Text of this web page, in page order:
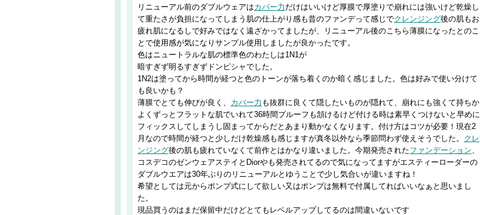
リニューアル前のダブルウェアはカバー力 だけはいいけど厚膜で厚塗りで崩れには強いけど乾燥し
て重たさが負担になってしまう肌の仕上がり感も昔のファンデって感じでクレンジング後の肌もお
疲れ肌になるしで好みではなく遠ざかってましたが、リニューアル後のこちら薄膜になったとのこ
とで使用感が気になりサンプル使用しましたが良かったです。
色はニュートラルな肌の標準色のわたしは1N1が
暗すぎず明るすぎずドンピシャでした。
1N2は塗ってから時間が経つと色のトーンが落ち着くのか暗く感じました。色は好みで使い分けて
も良いかも？
薄膜でとても伸びが良く、 カバー力 も抜群に良くて隠したいものが隠れて、崩れにも強くて持ちか
よくずっとフラットな肌でいれて36時間プルーフも頷けるけど付ける時は素早くつけないと早めに
フィックスしてしまうし固まってからだとあまり動かなくなります。付け方はコツが必要！現在2
月なので時間が経つと少しだけ乾燥感も感じますが真冬以外なら季節問わず使えそうでした。 クレ
ンジング後の肌も疲れていなくて前作とはかなり違いました。今期発売されたファンデーション
コスデコのゼンウェアステイとDiorやも発売されてるので気になってますがエスティーローダーの
ダブルウエアは30年ぶりのリニューアルとゆうことで少し気合いが違いますね！
希望としては元からポンプ式にして欲しい又はポンプは無料で付属してればいいなぁと思いまし
た。
現品買うのはまだ保留中だけどとてもレベルアップしてるのは間違いないです